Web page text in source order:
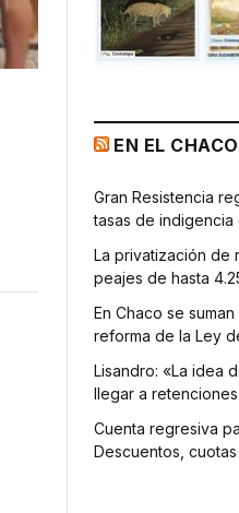
EN EL CHACO
Gran Resistencia
tasas de indigencia
La privatización de
peajes de hasta
En Chaco se
reforma de la Ley
Lisandro: «La idea
llegar a
Cuenta regresiva
Descuentos,